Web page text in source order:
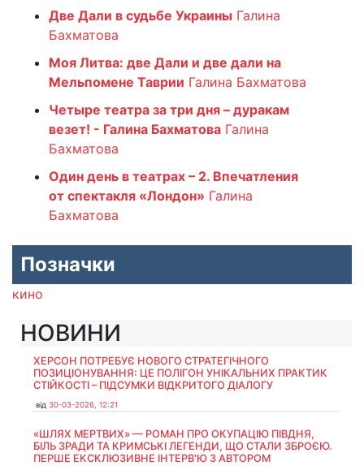
Две Дали в судьбе Украины Галина
Бахматова
Моя Литва: две Дали и две дали на
Мельпомене Таврии Галина Бахматова
Четыре театра за три дня – дуракам
везет! - Галина Бахматова Галина
Бахматова
Один день в театрах – 2. Впечатления
от спектакля «Лондон» Галина
Бахматова
Позначки
кино
НОВИНИ
ХЕРСОН ПОТРЕБУЄ НОВОГО СТРАТЕГІЧНОГО
ПОЗИЦІОНУВАННЯ: ЦЕ ПОЛІГОН УНІКАЛЬНИХ ПРАКТИК
СТІЙКОСТІ – ПІДСУМКИ ВІДКРИТОГО ДІАЛОГУ
від 30-03-2026, 12:21
«ШЛЯХ МЕРТВИХ» — РОМАН ПРО ОКУПАЦІЮ ПІВДНЯ,
БІЛЬ ЗРАДИ ТА КРИМСЬКІ ЛЕГЕНДИ, ЩО СТАЛИ ЗБРОЄЮ.
ПЕРШЕ ЕКСКЛЮЗИВНЕ ІНТЕРВ'Ю З АВТОРОМ